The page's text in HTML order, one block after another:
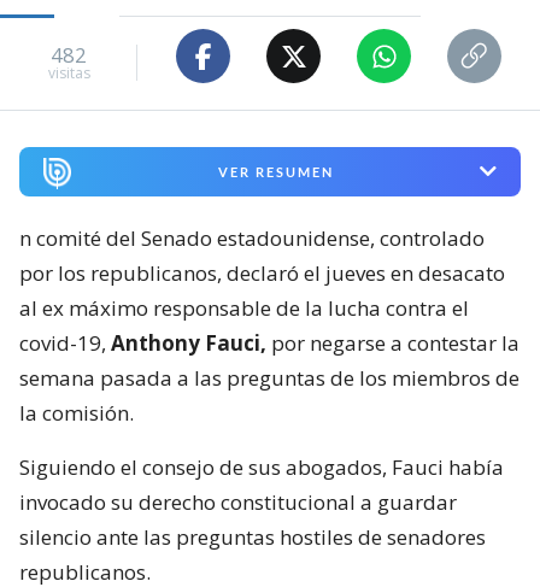
482
visitas
VER RESUMEN
n comité del Senado estadounidense, controlado
por los republicanos, declaró el jueves en desacato
al ex máximo responsable de la lucha contra el
covid-19, Anthony Fauci, por negarse a contestar la
semana pasada a las preguntas de los miembros de
la comisión.
Siguiendo el consejo de sus abogados, Fauci había
invocado su derecho constitucional a guardar
silencio ante las preguntas hostiles de senadores
republicanos.